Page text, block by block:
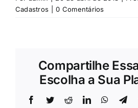
Cadastros
0 Comentários
Compartilhe
Escolha a Sua
Facebook
TwitterRedditLinkedIn